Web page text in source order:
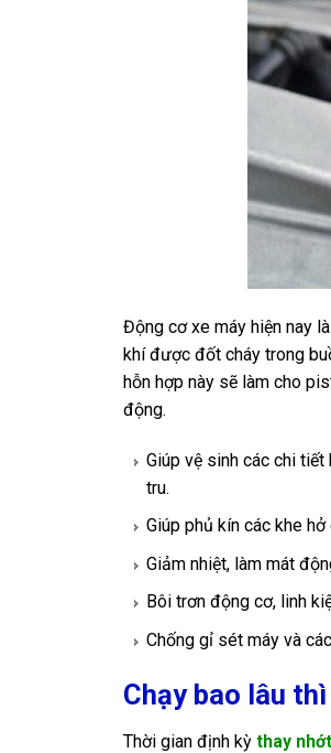
Động cơ xe máy hiện nay
khí được đốt cháy trong
hỗn hợp này sẽ làm cho
động.
Giúp vệ sinh các chi
tru.
Giúp phủ kín các khe
Giảm nhiệt, làm mát
Bôi trơn động cơ, linh
Chống gỉ sét máy và
Chạy bao lâu
Thời gian định kỳ thay